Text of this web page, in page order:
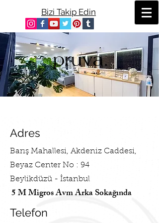
Bizi Takip Edin
Adres
Barış Mahallesi, Akdeniz Caddesi,
Beyaz Center No : 94
Beylikdüzü - İstanbul
5 M Migros Avm Arka Sokağında
Telefon